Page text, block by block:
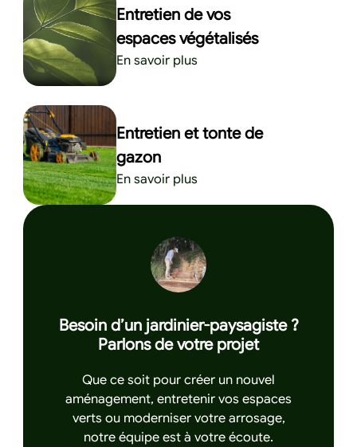
Entretien de vos
espaces végétalisés
En savoir plus
Entretien et tonte de
gazon
En savoir plus
Besoin d’un jardinier-paysagiste ?
Parlons de votre projet
Que ce soit pour créer un nouvel
aménagement, entretenir vos espaces
verts ou moderniser votre arrosage,
notre équipe est à votre écoute.